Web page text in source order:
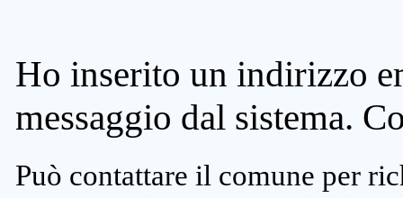
Ho inserito un indirizzo
messaggio dal sistema.
Può contattare il comune per